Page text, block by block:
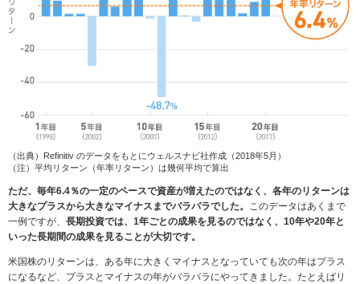
（出典）Refinitiv のデータをもとにウェルスナビ社作成（2018年5月）
（注）平均リターン（年率リターン）は幾何平均で算出
ただ、毎年6.4％の一定のペースで資産が増えたのではなく、各年のリターンは
大きなプラスから大きなマイナスまでバラバラでした。 このデータはあくまで
一例ですが、 長期投資では、1年ごとの成果を見るのではなく、10年や20年と
いった長期間の成果を見ることが大切です。
米国株のリターンは、ある年に大きくマイナスとなっていても次の年はプラス
になるなど、プラスとマイナスの年がバラバラにやってきました。たとえばリ